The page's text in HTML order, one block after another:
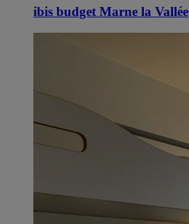
ibis budget Marne la Vallée